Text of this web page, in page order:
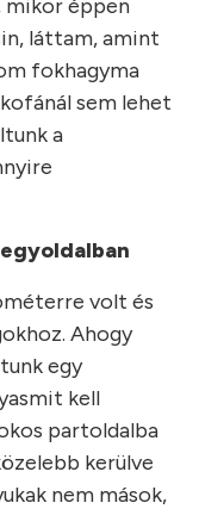
mikor éppen
láttam, amint
fokhagyma
sem lehet
a
volt és
Ahogy
egy
kell
partoldalba
kerülve
nem mások,